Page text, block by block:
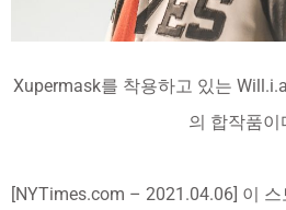
Xupermask를 착용하고 있는
의 합작품이
[NYTimes.com – 2021.04.06] 이